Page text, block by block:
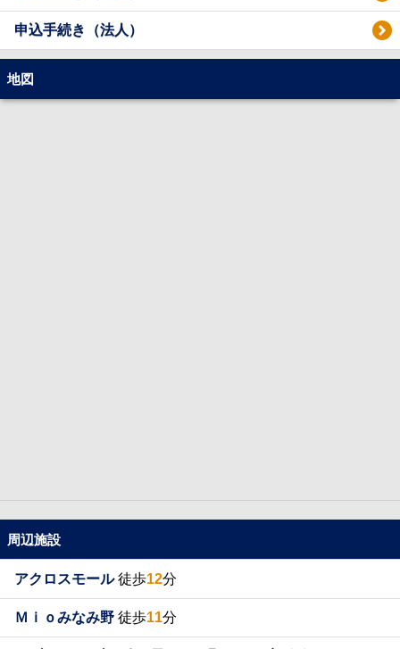
申込手続き（法人）
地図
周辺施設
アクロスモール徒歩12分
Ｍｉｏみなみ野 徒歩11分